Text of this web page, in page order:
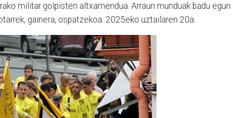
militar golpisten altxamendua. Arraun munduak badu egun
gainera, ospatzekoa: 2025eko uztailaren 20a.